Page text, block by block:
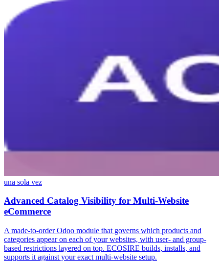
una sola vez
Advanced Catalog Visibility for Multi-Website
eCommerce
A made-to-order Odoo module that governs which products and
categories appear on each of your websites, with user- and group-
based restrictions layered on top. ECOSIRE builds, installs, and
supports it against your exact multi-website setup.